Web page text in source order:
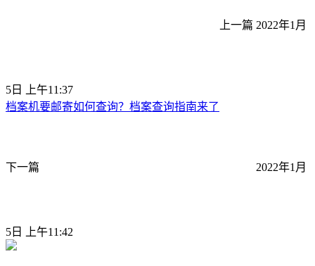
上一篇 2022年1月
5日 上午11:37
档案机要邮寄如何查询？档案查询指南来了
下一篇 2022年1月
5日 上午11:42